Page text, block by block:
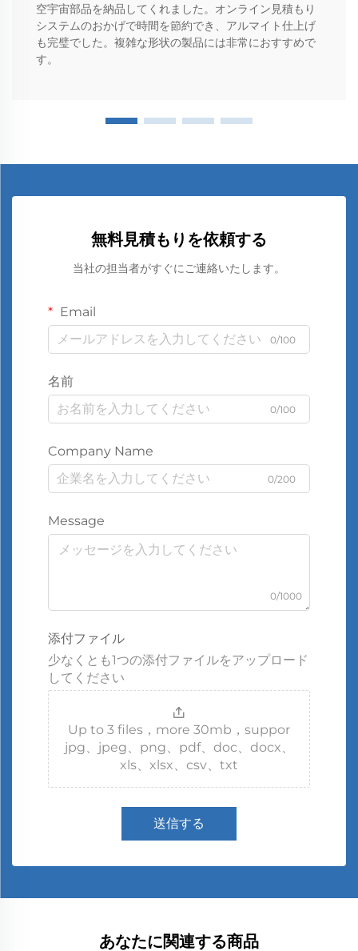
空宇宙部品を納品してくれました。オンライン見積もり
システムのおかげで時間を節約でき、アルマイト仕上げ
も完璧でした。複雑な形状の製品には非常におすすめで
す。
無料見積もりを依頼する
当社の担当者がすぐにご連絡いたします。
Email
0/100
名前
0/100
Company Name
0/200
Message
0/1000
添付ファイル
少なくとも1つの添付ファイルをアップロード
してください
Up to 3 files，more 30mb，suppor
jpg、jpeg、png、pdf、doc、docx、
xls、xlsx、csv、txt
送信する
あなたに関連する商品